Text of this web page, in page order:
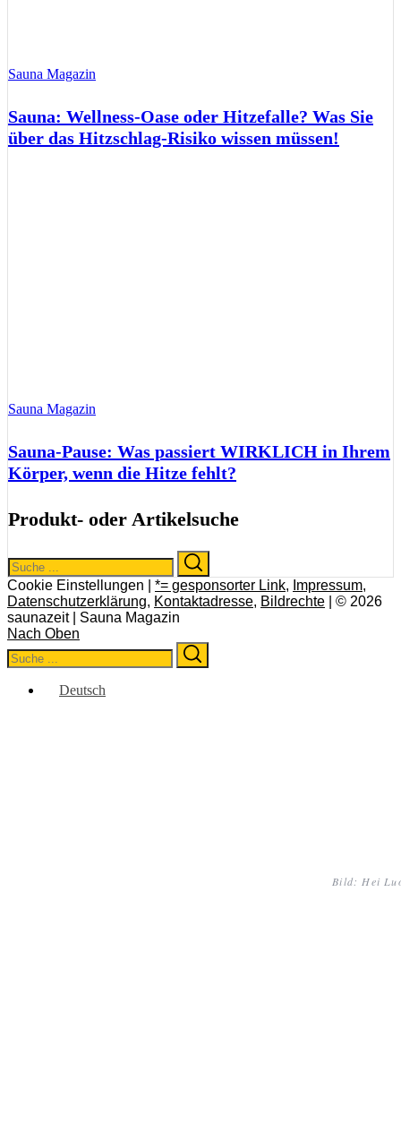
Bild: Hei
Sauna Magazin
Sauna: Wellness-Oase oder Hitzefalle? Was Sie
über das Hitzschlag-Risiko wissen müssen!
Sauna Magazin
Sauna-Pause: Was passiert WIRKLICH in Ihrem
Körper, wenn die Hitze fehlt?
Produkt- oder Artikelsuche
Search
for:
Cookie Einstellungen | *= gesponsorter Link, Impressum,
Datenschutzerklärung, Kontaktadresse, Bildrechte | © 2026
saunazeit | Sauna Magazin
Nach Oben
Search
for:
Deutsch